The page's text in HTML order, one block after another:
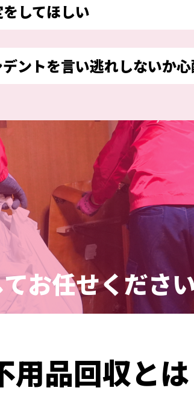
してほしい
ントを言い逃れしないか
お任せくださ
用品回収と